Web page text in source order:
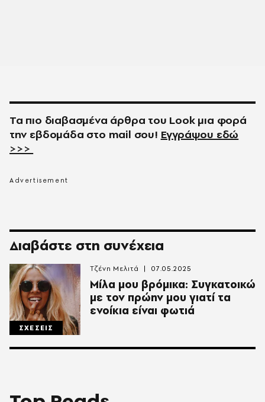
Τα πιο διαβασμένα άρθρα του Look μια φορά
την εβδομάδα στο mail σου! Εγγράψου εδώ
>>>
Διαβάστε στη συνέχεια
ΣΧΕΣΕΙΣ
Μίλα μου βρόμικα: Συγκατοικώ
με τον πρώην μου γιατί τα
ενοίκια είναι φωτιά
Τζένη Μελιτά 07.05.2025